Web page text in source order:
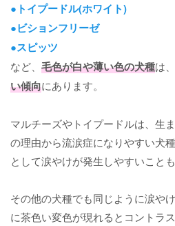
●トイプードル(ホワイト)
●ビションフリーゼ
●スピッツ
など、 毛色が白や薄い色の犬種は、
い傾向にあります。
マルチーズやトイプードルは、生
の理由から流涙症になりやすい犬
として涙やけが発生しやすいこと
その他の犬種でも同じように涙や
に茶色い変色が現れるとコントラ